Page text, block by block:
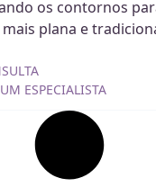
os contornos
plana e
ESPECIALISTA